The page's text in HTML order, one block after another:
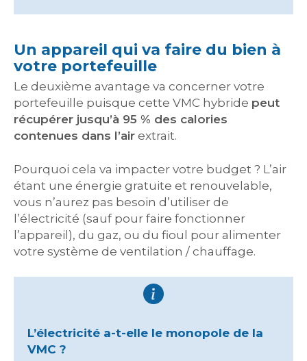
Un appareil qui va faire du bien à
votre portefeuille
Le deuxième avantage va concerner votre
portefeuille puisque cette VMC hybride peut
récupérer jusqu’à 95 % des calories
contenues dans l’air extrait.
Pourquoi cela va impacter votre budget ? L’air
étant une énergie gratuite et renouvelable,
vous n’aurez pas besoin d’utiliser de
l’électricité (sauf pour faire fonctionner
l’appareil), du gaz, ou du fioul pour alimenter
votre système de ventilation / chauffage.
L’électricité a-t-elle le monopole de la
VMC ?